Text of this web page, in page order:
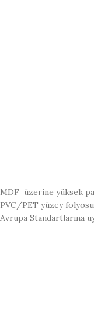
MDF üzerine yüksek
PVC/PET yüzey
Avrupa Standartlarına